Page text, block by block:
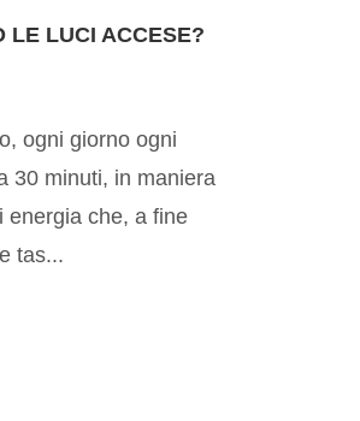
LE LUCI ACCESE?
ogni giorno ogni
30 minuti, in maniera
energia che, a fine
tas...